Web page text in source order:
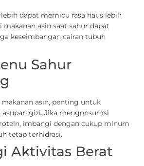
dapat memicu rasa haus lebih
makanan asin saat sahur dapat
keseimbangan cairan tubuh
Sahur
asin, penting untuk
gizi. Jika mengonsumsi
imbangi dengan cukup minum
tetap terhidrasi.
Aktivitas Berat